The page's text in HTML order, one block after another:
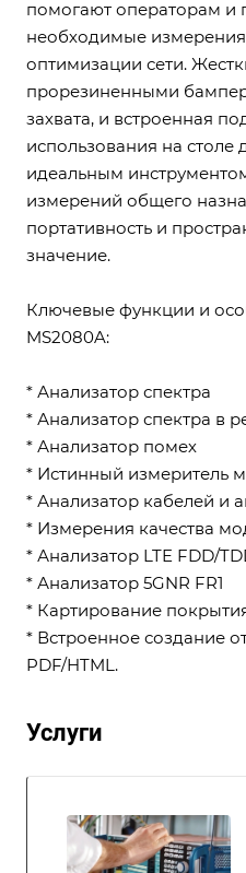
помогают операторам и
необходимые
оптимизации сети.
прорезиненными
захвата, и встроенная
использования на столе
идеальным
измерений общего
портативность и
значение.
Ключевые функции и
MS2080A:
* Анализатор спектра
* Анализатор спектра в
* Анализатор помех
* Истинный измеритель
* Анализатор кабелей и
* Измерения качества
* Анализатор LTE FDD/
* Анализатор 5GNR FR1
* Картирование
* Встроенное создание
PDF/HTML.
Услуги